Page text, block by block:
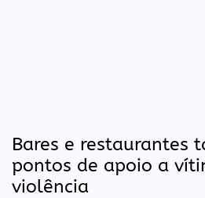
Bares e restaurantes
pontos de apoio a
violência